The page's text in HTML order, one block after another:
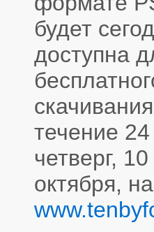
будет
доступна
течение
четверг, 10
октября,